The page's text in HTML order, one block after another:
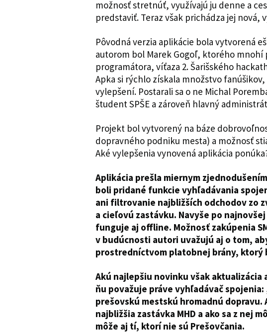
možnosť stretnúť, využívajú ju denne a
predstaviť. Teraz však prichádza jej nová,
Pôvodná verzia aplikácie bola vytvorená
autorom bol Marek Gogoľ, ktorého mnohí
programátora, víťaza 2. Šarišského
Apka si rýchlo získala množstvo
vylepšení. Postarali sa o ne Michal
študent SPŠE a zároveň hlavný
Projekt bol vytvorený na báze
dopravného podniku mesta) a možnosť
Aké vylepšenia vynovená aplikácia
Aplikácia prešla miernym
boli pridané funkcie vyhľadávania
ani filtrovanie najbližších odchodov zo
a cieľovú zastávku. Navyše po
funguje aj offline. Možnosť zakúpenia
v budúcnosti autori uvažujú aj o tom,
prostredníctvom platobnej brány, ktorý
Akú najlepšiu novinku však aktualizácia
ňu považuje práve vyhľadávač
prešovskú mestskú hromadnú dopravu.
najbližšia zastávka MHD a ako sa z nej
môže aj tí, ktorí nie sú Prešovčania.